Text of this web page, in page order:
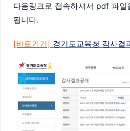
다음링크로 접속하셔서 pdf 파일
됩니다.
[바로가기] 경기도교육청 감사결